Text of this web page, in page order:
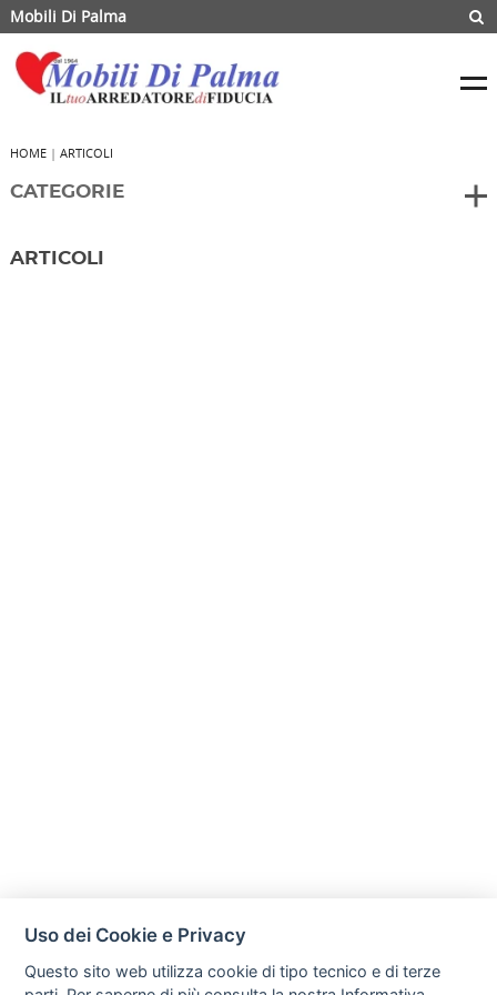
Mobili Di Palma
HOME| ARTICOLI
CATEGORIE
ARTICOLI
Uso dei Cookie e Privacy
Questo sito web utilizza cookie di tipo tecnico e di terze